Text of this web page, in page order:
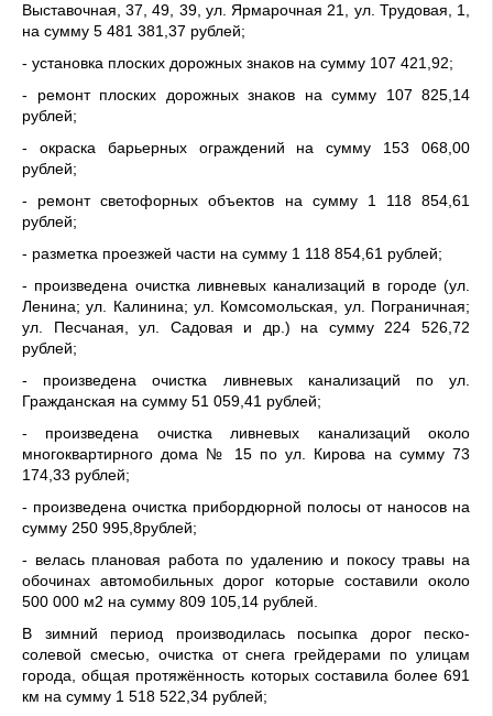
Выставочная, 37, 49, 39, ул. Ярмарочная 21, ул. Трудовая, 1,
на сумму 5 481 381,37 рублей;
- установка плоских дорожных знаков на сумму 107 421,92;
- ремонт плоских дорожных знаков на сумму 107 825,14
рублей;
- окраска барьерных ограждений на сумму 153 068,00
рублей;
- ремонт светофорных объектов на сумму 1 118 854,61
рублей;
- разметка проезжей части на сумму 1 118 854,61 рублей;
- произведена очистка ливневых канализаций в городе (ул.
Ленина; ул. Калинина; ул. Комсомольская, ул. Пограничная;
ул. Песчаная, ул. Садовая и др.) на сумму 224 526,72
рублей;
- произведена очистка ливневых канализаций по ул.
Гражданская на сумму 51 059,41 рублей;
- произведена очистка ливневых канализаций около
многоквартирного дома № 15 по ул. Кирова на сумму 73
174,33 рублей;
- произведена очистка прибордюрной полосы от наносов на
сумму 250 995,8рублей;
- велась плановая работа по удалению и покосу травы на
обочинах автомобильных дорог которые составили около
500 000 м2 на сумму 809 105,14 рублей.
В зимний период производилась посыпка дорог песко-
солевой смесью, очистка от снега грейдерами по улицам
города, общая протяжённость которых составила более 691
км на сумму 1 518 522,34 рублей;